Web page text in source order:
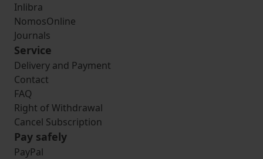
Inlibra
NomosOnline
Journals
Service
Delivery and Payment
Contact
FAQ
Right of Withdrawal
Cancel Subscription
Pay safely
PayPal